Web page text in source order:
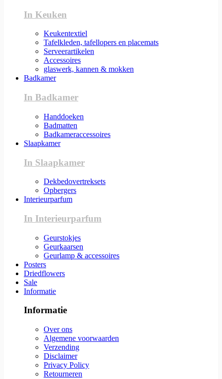
In Keuken
Keukentextiel
Tafelkleden, tafellopers en placemats
Serveerartikelen
Accessoires
glaswerk, kannen & mokken
Badkamer
In Badkamer
Handdoeken
Badmatten
Badkameraccessoires
Slaapkamer
In Slaapkamer
Dekbedovertreksets
Opbergers
Interieurparfum
In Interieurparfum
Geurstokjes
Geurkaarsen
Geurlamp & accessoires
Posters
Driedflowers
Sale
Informatie
Informatie
Over ons
Algemene voorwaarden
Verzending
Disclaimer
Privacy Policy
Retourneren